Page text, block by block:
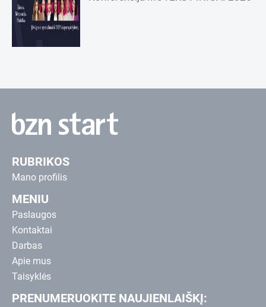
RUBRIKOS
Mano profilis
MENIU
Paslaugos
Kontaktai
Darbas
Apie mus
Taisyklės
PRENUMERUOKITE NAUJIENLAIŠKĮ: